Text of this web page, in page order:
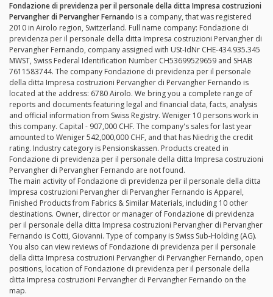
Fondazione di previdenza per il personale della ditta Impresa costruzioni
Pervangher di Pervangher Fernando is a company, that was registered
2010 in Airolo region, Switzerland. Full name company: Fondazione di
previdenza per il personale della ditta Impresa costruzioni Pervangher di
Pervangher Fernando, company assigned with USt-IdNr CHE-434.935.345
MWST, Swiss Federal Identification Number CH53699529659 and SHAB
7611583744. The company Fondazione di previdenza per il personale
della ditta Impresa costruzioni Pervangher di Pervangher Fernando is
located at the address: 6780 Airolo. We bring you a complete range of
reports and documents featuring legal and financial data, facts, analysis
and official information from Swiss Registry. Weniger 10 persons work in
this company. Capital - 907,000 CHF. The company's sales for last year
amounted to Weniger 542,000,000 CHF, and that has Niedrig the credit
rating. Industry category is Pensionskassen. Products created in
Fondazione di previdenza per il personale della ditta Impresa costruzioni
Pervangher di Pervangher Fernando are not found.
The main activity of Fondazione di previdenza per il personale della ditta
Impresa costruzioni Pervangher di Pervangher Fernando is Apparel,
Finished Products from Fabrics & Similar Materials, including 10 other
destinations. Owner, director or manager of Fondazione di previdenza
per il personale della ditta Impresa costruzioni Pervangher di Pervangher
Fernando is Cotti, Giovanni. Type of company is Swiss Sub-Holding (AG).
You also can view reviews of Fondazione di previdenza per il personale
della ditta Impresa costruzioni Pervangher di Pervangher Fernando, open
positions, location of Fondazione di previdenza per il personale della
ditta Impresa costruzioni Pervangher di Pervangher Fernando on the
map.